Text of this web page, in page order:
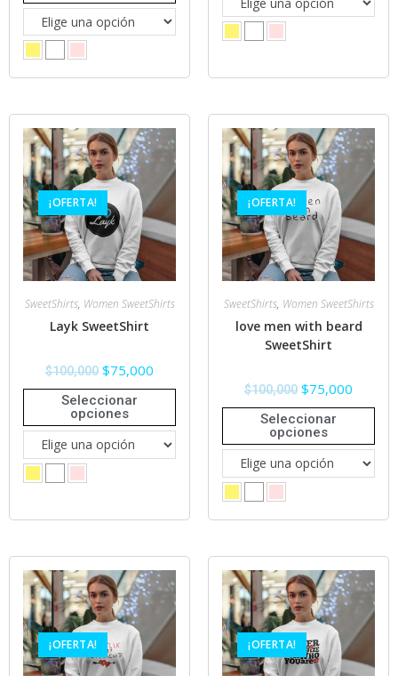
¡OFERTA!
SweetShirts, Women SweetShirts
Layk SweetShirt
$100,000 $75,000
Seleccionar
opciones
¡OFERTA!
SweetShirts, Women SweetShirts
love men with beard
SweetShirt
$100,000 $75,000
Seleccionar
opciones
¡OFERTA! ¡OFERTA!